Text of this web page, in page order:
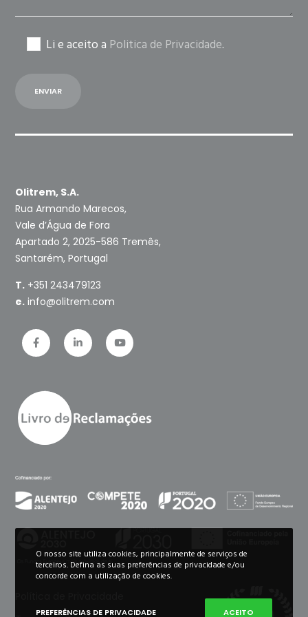
Li e aceito a Politica de Privacidade.
Olitrem, S.A.
Rua Armando Marecos,
Vale d’Água de Fora
Apartado 2, 2025-586 Tremês,
Santarém, Portugal
T. +351 243479123
e. info@olitrem.com
O nosso site utiliza cookies, principalmente de serviços de
terceiros. Defina as suas preferências de privacidade e/ou
concorde com a utilização de cookies.
PREFERÊNCIAS DE PRIVACIDADE ACEITO